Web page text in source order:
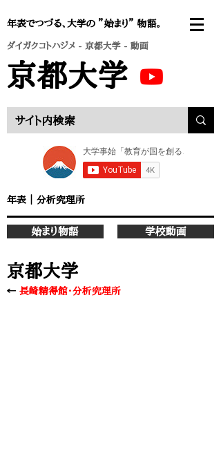
年表でつづる、大学の ”始まり” 物語。
ダイガクコトハジメ - 京都大学 - 動画
京都大学
年表 分析究理所
京都大学
← 長崎精得館・分析究理所
始まり物語 学校動画